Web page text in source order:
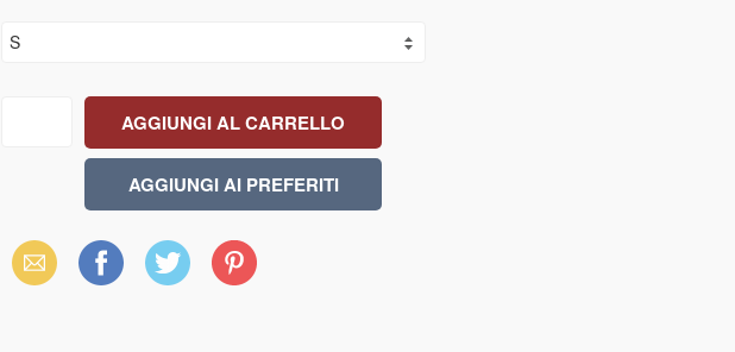
Email Facebook X Pinterest